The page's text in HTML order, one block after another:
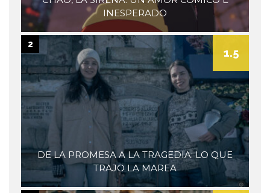
INESPERADO
DE LA PROMESA A LA TRAGEDIA: LO QUE
TRAJO LA MAREA
1.5
2